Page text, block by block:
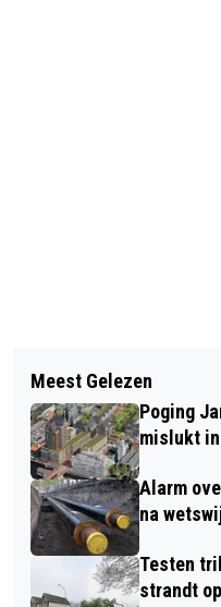
EXPLOITANTEN
RECHTER
SLUITING NA
DRIE EIGENAREN
MIS, DERTIEN
Meest Gelezen
Poging
mislukt
Alarm
na
Testen
strandt